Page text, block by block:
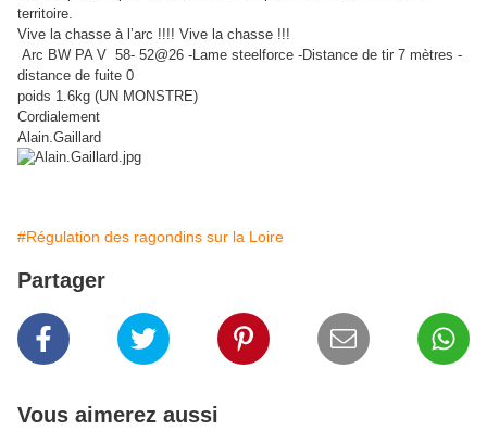
territoire.
Vive la chasse à l’arc !!!! Vive la chasse !!!
Arc BW PA V 58- 52@26 -Lame steelforce -Distance de tir 7 mètres -
distance de fuite 0
poids 1.6kg (UN MONSTRE)
Cordialement
Alain.Gaillard
#Régulation des ragondins sur la Loire
Partager
Vous aimerez aussi